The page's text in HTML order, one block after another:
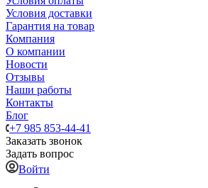
Условия доставки
Гарантия на товар
Компания
О компании
Новости
Отзывы
Наши работы
Контакты
Блог
+7 985 853-44-41
Заказать звонок
Задать вопрос
Войти